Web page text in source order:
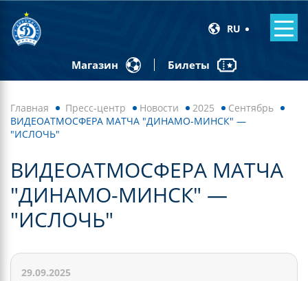
RU
Магазин Билеты
Главная Пресс-центр Новости 2025
Сентябрь
ВИДЕОАТМОСФЕРА МАТЧА "ДИНАМО-МИНСК" —
"ИСЛОЧЬ"
ВИДЕОАТМОСФЕРА МАТЧА
"ДИНАМО-МИНСК" —
"ИСЛОЧЬ"
29.09.2025